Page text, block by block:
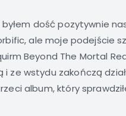
byłem dość pozytywnie
ale moje podejście
Beyond The Mortal
i ze wstydu zakończą
album, który